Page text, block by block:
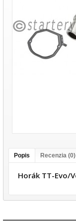
Popis Recenzia (0)
Horák TT-Evo/